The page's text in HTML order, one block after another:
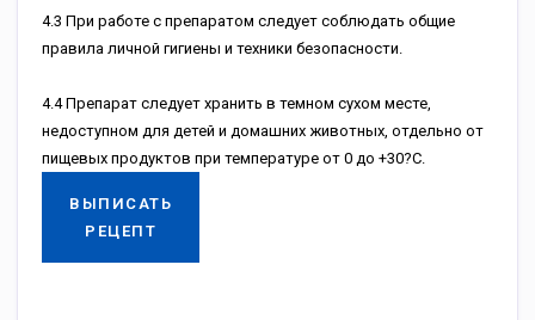
4.3 При работе c препаратом следует соблюдать общие
правила личной гигиены и техники безопасности.
4.4 Препарат следует хранить в темном сухом месте,
недоступном для детей и домашних животных, отдельно от
пищевых продуктов при температуре от 0 до +30?С.
ВЫПИСАТЬ
РЕЦЕПТ